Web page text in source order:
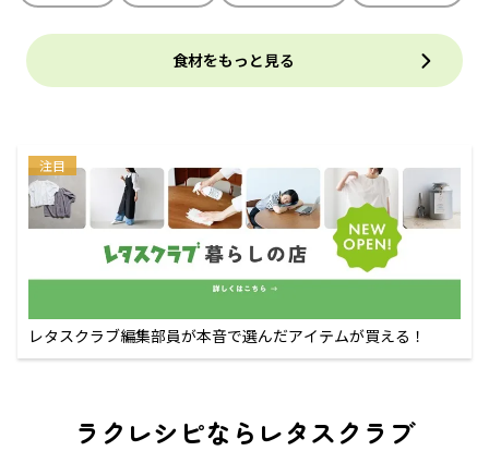
食材をもっと見る
注目
レタスクラブ編集部員が本音で選んだアイテムが買える！
ラクレシピならレタスクラブ